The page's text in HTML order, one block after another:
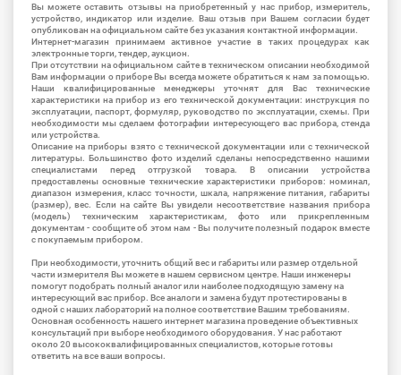
Вы можете оставить отзывы на приобретенный у нас прибор, измеритель,
устройство, индикатор или изделие. Ваш отзыв при Вашем согласии будет
опубликован на официальном сайте без указания контактной информации.
Интернет-магазин принимаем активное участие в таких процедурах как
электронные торги, тендер, аукцион.
При отсутствии на официальном сайте в техническом описании необходимой
Вам информации о приборе Вы всегда можете обратиться к нам за помощью.
Наши квалифицированные менеджеры уточнят для Вас технические
характеристики на прибор из его технической документации: инструкция по
эксплуатации, паспорт, формуляр, руководство по эксплуатации, схемы. При
необходимости мы сделаем фотографии интересующего вас прибора, стенда
или устройства.
Описание на приборы взято с технической документации или с технической
литературы. Большинство фото изделий сделаны непосредственно нашими
специалистами перед отгрузкой товара. В описании устройства
предоставлены основные технические характеристики приборов: номинал,
диапазон измерения, класс точности, шкала, напряжение питания, габариты
(размер), вес. Если на сайте Вы увидели несоответствие названия прибора
(модель) техническим характеристикам, фото или прикрепленным
документам - сообщите об этом нам - Вы получите полезный подарок вместе
с покупаемым прибором.
При необходимости, уточнить общий вес и габариты или размер отдельной
части измерителя Вы можете в нашем сервисном центре. Наши инженеры
помогут подобрать полный аналог или наиболее подходящую замену на
интересующий вас прибор. Все аналоги и замена будут протестированы в
одной с наших лабораторий на полное соответствие Вашим требованиям.
Основная особенность нашего интернет магазина проведение объективных
консультаций при выборе необходимого оборудования. У нас работают
около 20 высококвалифицированных специалистов, которые готовы
ответить на все ваши вопросы.